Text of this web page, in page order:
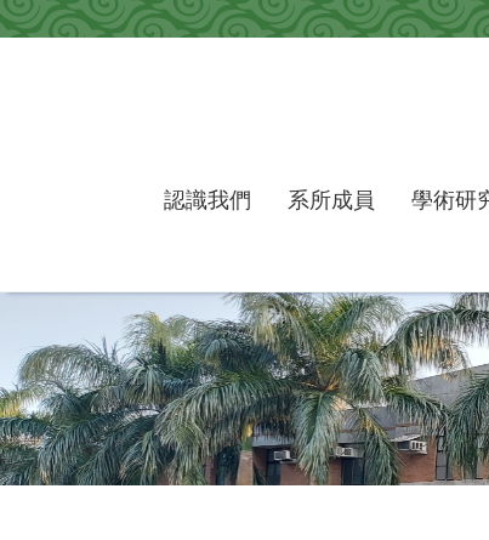
跳到主要內容區塊
認識我們 系所成員 學術研